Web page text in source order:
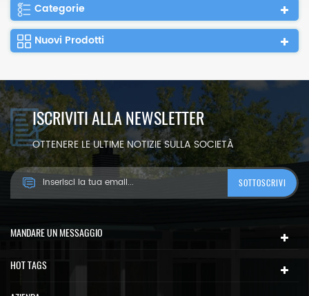
Categorie
Nuovi Prodotti
ISCRIVITI ALLA NEWSLETTER
OTTENERE LE ULTIME NOTIZIE SULLA SOCIETÀ
MANDARE UN MESSAGGIO
HOT TAGS